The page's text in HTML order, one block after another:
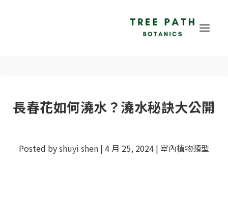
長春花如何澆水？澆水秘訣大公開
Posted byshuyi shen | 4 月 25, 2024 | 室內植物類型